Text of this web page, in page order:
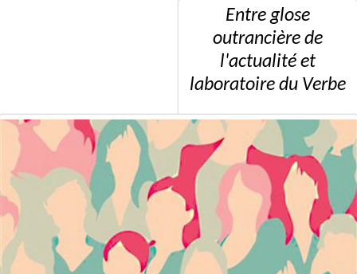
Entre glose
outrancière de
l'actualité et
laboratoire du Verbe